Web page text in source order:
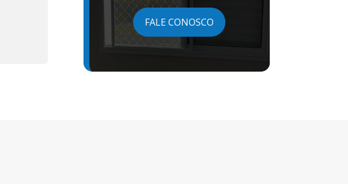
FALE CONOSCO